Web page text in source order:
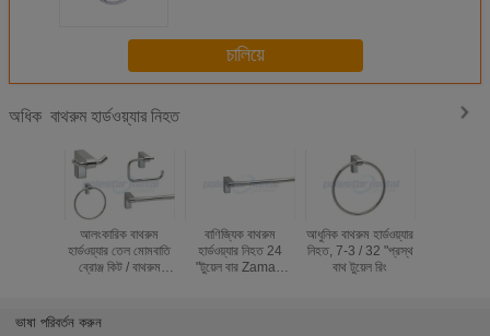
চালিয়ে
অধিক বাথরুম হার্ডওয়্যার নিহত
আলংকারিক বাথরুম
হার্ডওয়্যার তেল মোমবাতি
ব্রোঞ্জ কিট / বাথরুম
বাণিজ্যিক বাথরুম
হার্ডওয়্যার নিহত 24
"টুয়েল বার ZamaK
আধুনিক বাথরুম হার্ডওয়্যার
নিহত, 7-3 / 32 "প্রস্থ
বাথ টুয়েল রিং
ভাষা পরিবর্তন করুন